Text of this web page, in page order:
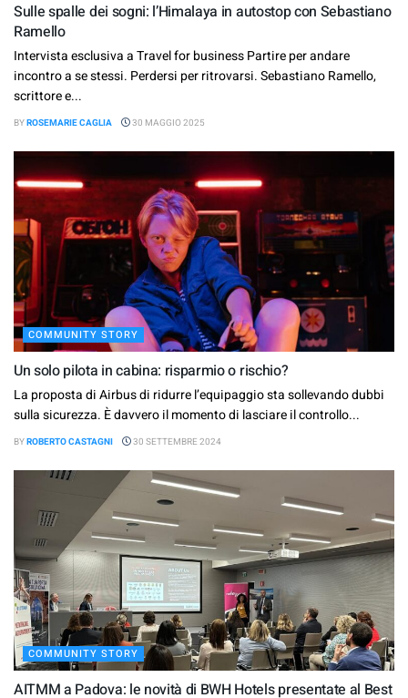
Sulle spalle dei sogni: l’Himalaya in autostop con Sebastiano
Ramello
Intervista esclusiva a Travel for business Partire per andare
incontro a se stessi. Perdersi per ritrovarsi. Sebastiano Ramello,
scrittore e...
BYROSEMARIE CAGLIA 30 MAGGIO 2025
COMMUNITY STORY
Un solo pilota in cabina: risparmio o rischio?
La proposta di Airbus di ridurre l’equipaggio sta sollevando dubbi
sulla sicurezza. È davvero il momento di lasciare il controllo...
BYROBERTO CASTAGNI 30 SETTEMBRE 2024
COMMUNITY STORY
AITMM a Padova: le novità di BWH Hotels presentate al Best